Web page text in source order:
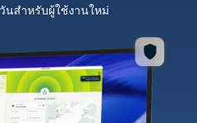
นสำหรับผู้ใช้งานใหม่